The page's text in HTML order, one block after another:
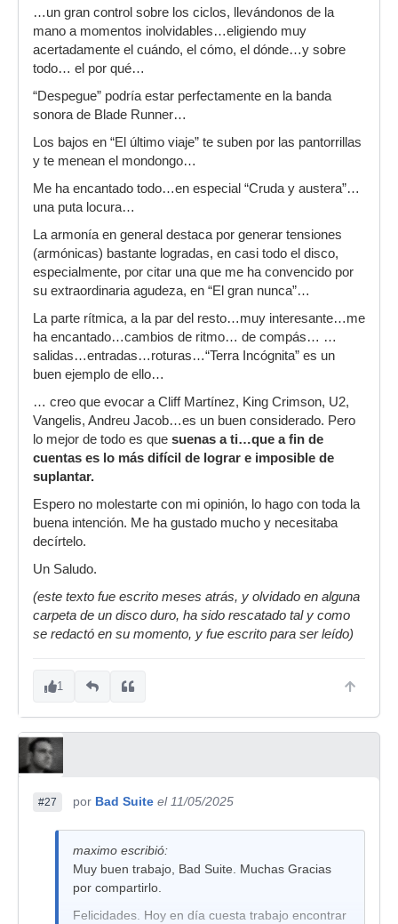
…un gran control sobre los ciclos, llevándonos de la
mano a momentos inolvidables…eligiendo muy
acertadamente el cuándo, el cómo, el dónde…y sobre
todo… el por qué…
“Despegue” podría estar perfectamente en la banda
sonora de Blade Runner…
Los bajos en “El último viaje” te suben por las pantorrillas
y te menean el mondongo…
Me ha encantado todo…en especial “Cruda y austera”…
una puta locura…
La armonía en general destaca por generar tensiones
(armónicas) bastante logradas, en casi todo el disco,
especialmente, por citar una que me ha convencido por
su extraordinaria agudeza, en “El gran nunca”…
La parte rítmica, a la par del resto…muy interesante…me
ha encantado…cambios de ritmo… de compás… …
salidas…entradas…roturas…“Terra Incógnita” es un
buen ejemplo de ello…
… creo que evocar a Cliff Martínez, King Crimson, U2,
Vangelis, Andreu Jacob…es un buen considerado. Pero
lo mejor de todo es que suenas a ti…que a fin de
cuentas es lo más difícil de lograr e imposible de
suplantar.
Espero no molestarte con mi opinión, lo hago con toda la
buena intención. Me ha gustado mucho y necesitaba
decírtelo.
Un Saludo.
(este texto fue escrito meses atrás, y olvidado en alguna
carpeta de un disco duro, ha sido rescatado tal y como
se redactó en su momento, y fue escrito para ser leído)
1
#27 por Bad Suite el 11/05/2025
maximo escribió:
Muy buen trabajo, Bad Suite. Muchas Gracias
por compartirlo.
Felicidades. Hoy en día cuesta trabajo encontrar